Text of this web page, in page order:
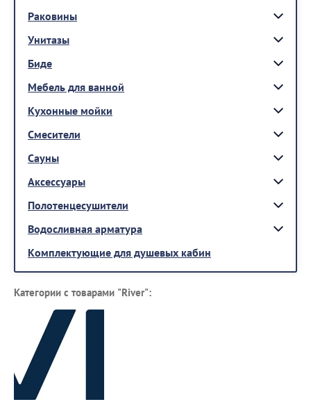
Раковины
Унитазы
Биде
Мебель для ванной
Кухонные мойки
Смесители
Сауны
Аксессуары
Полотенцесушители
Водосливная арматура
Комплектующие для душевых кабин
Категории с товарами "River":